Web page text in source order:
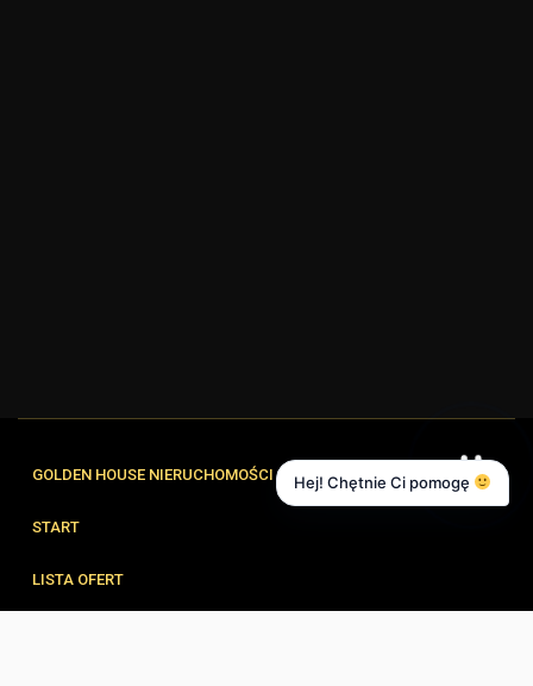
GOLDEN HOUSE NIERUCHOMOŚCI
START
LISTA OFERT
Hej! Chętnie Ci pomogę